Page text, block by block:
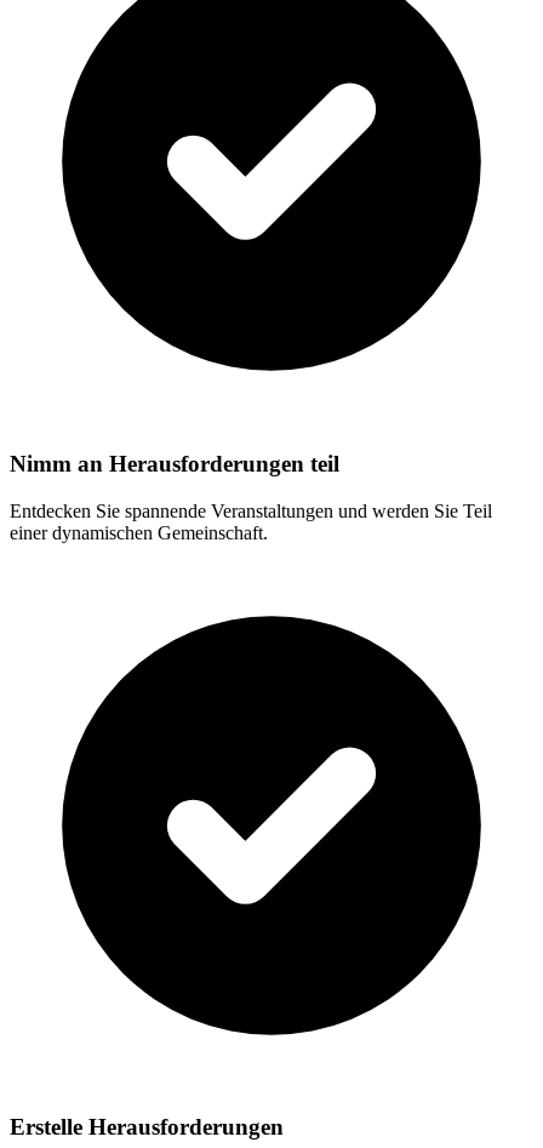
Nimm an Herausforderungen teil
Entdecken Sie spannende Veranstaltungen und werden Sie Teil
einer dynamischen Gemeinschaft.
Erstelle Herausforderungen